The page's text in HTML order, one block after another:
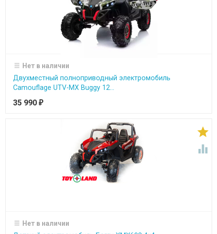
Нет в наличии
Двухместный полноприводный электромобиль
Camouflage UTV-MX Buggy 12...
35 990 ₽


Нет в наличии